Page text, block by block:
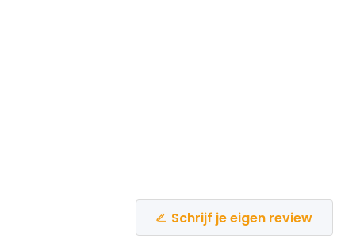
Schrijf je eigen review